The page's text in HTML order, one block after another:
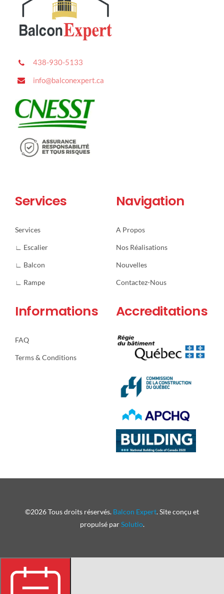
438-930-5133
info@balconexpert.ca
Services
Services
∟ Escalier
∟ Balcon
∟ Rampe
Navigation
A Propos
Nos Réalisations
Nouvelles
Contactez-Nous
Informations
FAQ
Terms & Conditions
Accreditations
©2026 Tous droits réservés. Balcon Expert. Site conçu et
propulsé parSolutio.